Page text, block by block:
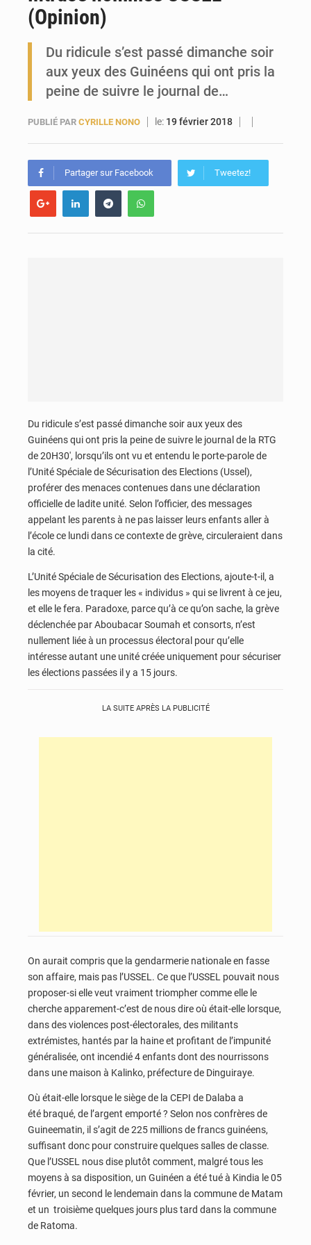
(Opinion)
Du ridicule s’est passé dimanche soir
aux yeux des Guinéens qui ont pris la
peine de suivre le journal de…
PUBLIÉ PAR CYRILLE NONO le: 19 février 2018
Partager sur Facebook Tweetez!
Du ridicule s’est passé dimanche soir aux yeux des
Guinéens qui ont pris la peine de suivre le journal de la RTG
de 20H30′, lorsqu’ils ont vu et entendu le porte-parole de
l’Unité Spéciale de Sécurisation des Elections (Ussel),
proférer des menaces contenues dans une déclaration
officielle de ladite unité. Selon l’officier, des messages
appelant les parents à ne pas laisser leurs enfants aller à
l’école ce lundi dans ce contexte de grève, circuleraient dans
la cité.
L’Unité Spéciale de Sécurisation des Elections, ajoute-t-il, a
les moyens de traquer les « individus » qui se livrent à ce jeu,
et elle le fera. Paradoxe, parce qu’à ce qu’on sache, la grève
déclenchée par Aboubacar Soumah et consorts, n’est
nullement liée à un processus électoral pour qu’elle
intéresse autant une unité créée uniquement pour sécuriser
les élections passées il y a 15 jours.
LA SUITE APRÈS LA PUBLICITÉ
On aurait compris que la gendarmerie nationale en fasse
son affaire, mais pas l’USSEL. Ce que l’USSEL pouvait nous
proposer-si elle veut vraiment triompher comme elle le
cherche apparement-c’est de nous dire où était-elle lorsque,
dans des violences post-électorales, des militants
extrémistes, hantés par la haine et profitant de l’impunité
généralisée, ont incendié 4 enfants dont des nourrissons
dans une maison à Kalinko, préfecture de Dinguiraye.
Où était-elle lorsque le siège de la CEPI de Dalaba a
été braqué, de l’argent emporté ? Selon nos confrères de
Guineematin, il s’agit de 225 millions de francs guinéens,
suffisant donc pour construire quelques salles de classe.
Que l’USSEL nous dise plutôt comment, malgré tous les
moyens à sa disposition, un Guinéen a été tué à Kindia le 05
février, un second le lendemain dans la commune de Matam
et un troisième quelques jours plus tard dans la commune
de Ratoma.